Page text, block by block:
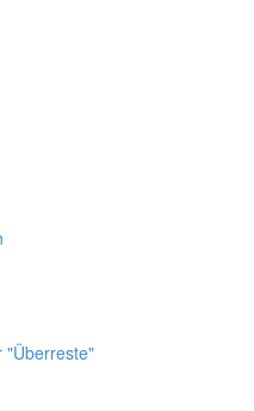
"Überreste"